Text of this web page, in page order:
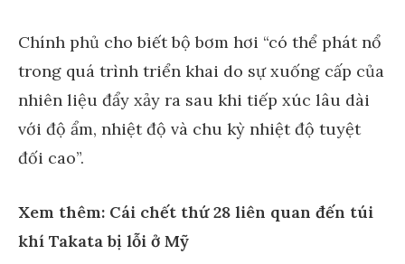
Chính phủ cho biết bộ bơm hơi “có thể phát nổ
trong quá trình triển khai do sự xuống cấp của
nhiên liệu đẩy xảy ra sau khi tiếp xúc lâu dài
với độ ẩm, nhiệt độ và chu kỳ nhiệt độ tuyệt
đối cao”.
Xem thêm: Cái chết thứ 28 liên quan đến túi
khí Takata bị lỗi ở Mỹ